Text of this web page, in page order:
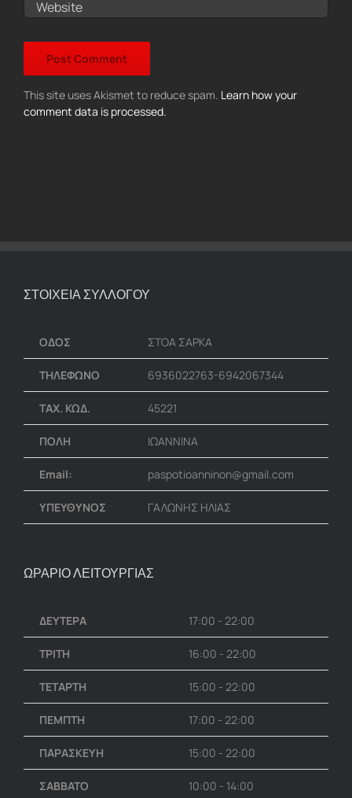
This site uses Akismet to reduce spam. Learn how your
comment data is processed.
ΣΤΟΙΧΕΙΑ ΣΥΛΛΟΓΟΥ
ΟΔΟΣ ΣΤΟΑ ΣΑΡΚΑ
ΤΗΛΕΦΩΝΟ 6936022763-6942067344
ΤΑΧ. ΚΩΔ. 45221
ΠΟΛΗ ΙΩΑΝΝΙΝΑ
Email: paspotioanninon@gmail.com
ΥΠΕΥΘΥΝΟΣ ΓΑΛΩΝΗΣ ΗΛΙΑΣ
ΩΡΑΡΙΟ ΛΕΙΤΟΥΡΓΙΑΣ
ΔΕΥΤΕΡΑ 17:00 - 22:00
ΤΡΙΤΗ 16:00 - 22:00
ΤΕΤΑΡΤΗ 15:00 - 22:00
ΠΕΜΠΤΗ 17:00 - 22:00
ΠΑΡΑΣΚΕΥΗ 15:00 - 22:00
ΣΑΒΒΑΤΟ 10:00 - 14:00